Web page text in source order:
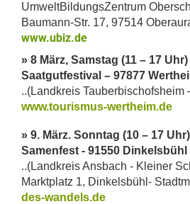
UmweltBildungsZentrum
Baumann-Str. 17, 97514
www.ubiz.de
» 8 März, Samstag (11 – 17
Saatgutfestival – 97877
..(Landkreis Tauberbischofsheim
www.tourismus-wertheim.de
» 9. März. Sonntag (10 – 17
Samenfest - 91550 Dinkelsbühl
..(Landkreis Ansbach - Kleiner
Marktplatz 1, Dinkelsbühl-
des-wandels.de